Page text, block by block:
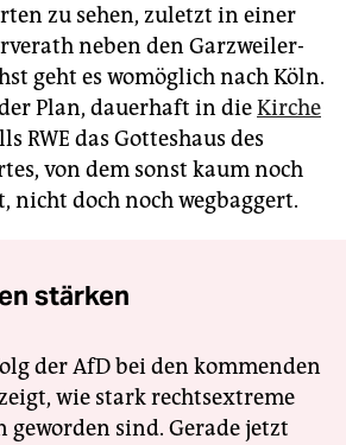
zu sehen, zuletzt in einer
neben den Garzweiler-
geht es womöglich nach Köln.
Plan, dauerhaft in dieKirche
RWE das Gotteshaus des
von dem sonst kaum noch
nicht doch noch wegbaggert.
stärken
der AfD bei den kommenden
wie stark rechtsextreme
geworden sind. Gerade jetzt